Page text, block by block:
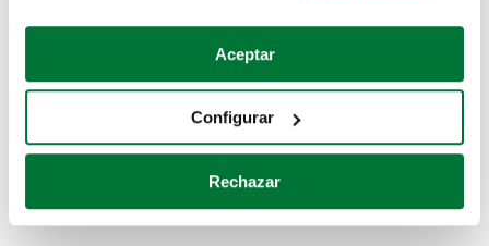
Si lo permite, también quisiéramos:
Recopilar información sobre su ubicación geográfica
Identificar su dispositivo analizándolo activamente
para buscar características específicas (huellas
Obtenga más información sobre cómo se procesan sus
Aceptar
Configurar
Rechazar
Coches de segunda mano
Coches de km0